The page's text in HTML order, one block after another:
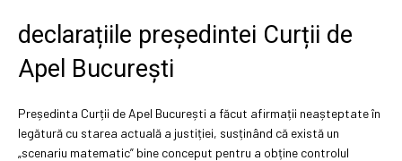
declarațiile președintei Curții de
Apel București
Președinta Curții de Apel București a făcut afirmații neașteptate în
legătură cu starea actuală a justiției, susținând că există un
„scenariu matematic” bine conceput pentru a obține controlul